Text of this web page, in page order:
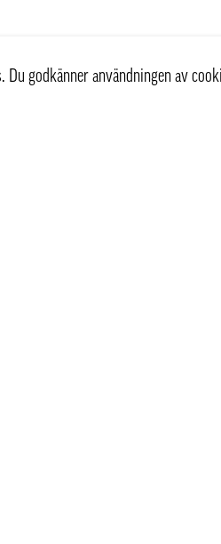
godkänner användningen av